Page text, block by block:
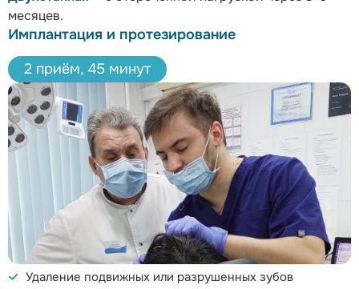
месяцев.
Имплантация и протезирование
2 приём, 45 минут
Удаление подвижных или разрушенных зубов